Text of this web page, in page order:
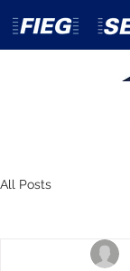
All Posts